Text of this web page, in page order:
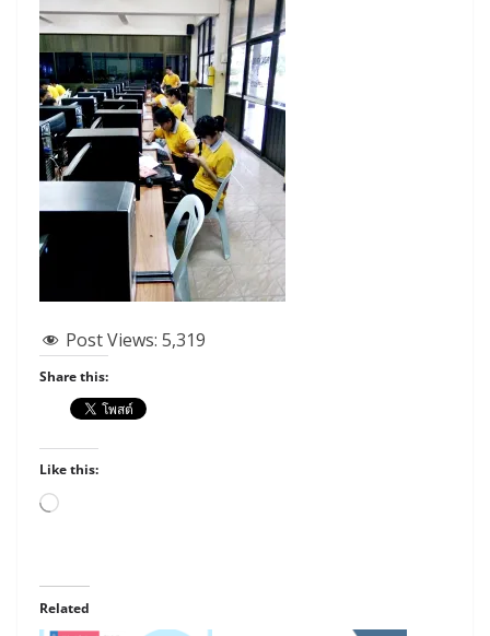
Post Views: 5,319
Share this:
Like this:
Loading…
Related